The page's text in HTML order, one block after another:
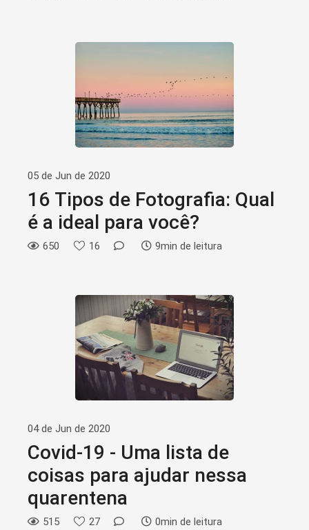
05 de Jun de 2020
16 Tipos de Fotografia: Qual
é a ideal para você?
650 16 9min de leitura
04 de Jun de 2020
Covid-19 - Uma lista de
coisas para ajudar nessa
quarentena
515 27 0min de leitura